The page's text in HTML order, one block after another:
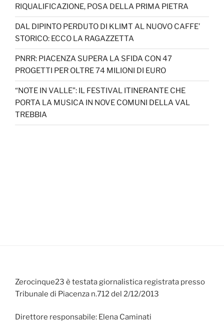
RIQUALIFICAZIONE, POSA DELLA PRIMA PIETRA
DAL DIPINTO PERDUTO DI KLIMT AL NUOVO CAFFE’
STORICO: ECCO LA RAGAZZETTA
PNRR: PIACENZA SUPERA LA SFIDA CON 47
PROGETTI PER OLTRE 74 MILIONI DI EURO
“NOTE IN VALLE”: IL FESTIVAL ITINERANTE CHE
PORTA LA MUSICA IN NOVE COMUNI DELLA VAL
TREBBIA
Zerocinque23 è testata giornalistica registrata presso
Tribunale di Piacenza n.712 del 2/12/2013
Direttore responsabile: Elena Caminati